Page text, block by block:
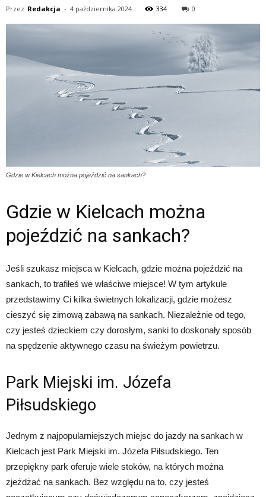
Przez Redakcja - 4 października 2024 334 0
Gdzie w Kielcach można pojeździć na sankach?
Gdzie w Kielcach można
pojeździć na sankach?
Jeśli szukasz miejsca w Kielcach, gdzie można pojeździć na
sankach, to trafiłeś we właściwe miejsce! W tym artykule
przedstawimy Ci kilka świetnych lokalizacji, gdzie możesz
cieszyć się zimową zabawą na sankach. Niezależnie od tego,
czy jesteś dzieckiem czy dorosłym, sanki to doskonały sposób
na spędzenie aktywnego czasu na świeżym powietrzu.
Park Miejski im. Józefa
Piłsudskiego
Jednym z najpopularniejszych miejsc do jazdy na sankach w
Kielcach jest Park Miejski im. Józefa Piłsudskiego. Ten
przepiękny park oferuje wiele stoków, na których można
zjeżdżać na sankach. Bez względu na to, czy jesteś